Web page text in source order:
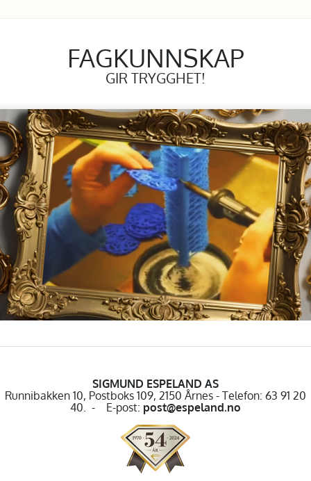
FAGKUNNSKAP
GIR TRYGGHET!
SIGMUND ESPELAND AS
Runnibakken 10, Postboks 109, 2150 Årnes - Telefon: 63 91 20
40. - E-post: post@espeland.no